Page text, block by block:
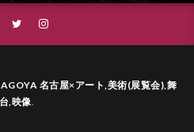
名古屋×アート,美術(展覧会),舞
台,映像.